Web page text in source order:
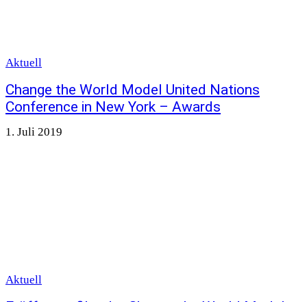
Aktuell
Change the World Model United Nations
Conference in New York – Awards
1. Juli 2019
Aktuell